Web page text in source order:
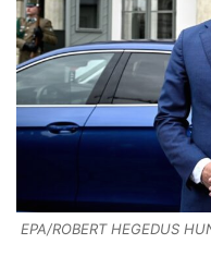
EPA/ROBERT HEGEDUS